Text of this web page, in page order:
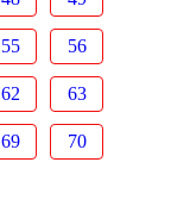
55 56
62 63
69 70